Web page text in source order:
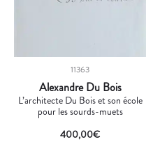
11363
Alexandre Du Bois
L’architecte Du Bois et son école
pour les sourds-muets
400,00€